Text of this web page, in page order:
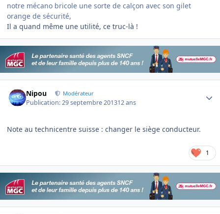
notre mécano bricole une sorte de calçon avec son gilet
orange de sécurité,
Il a quand même une utilité, ce truc-là !
Nipou Modérateur
Publication:29 septembre 201312 ans
Note au technicentre suisse : changer le siège conducteur.
1